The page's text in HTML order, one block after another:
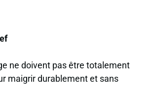
ne doivent pas être totalement
maigrir durablement et sans